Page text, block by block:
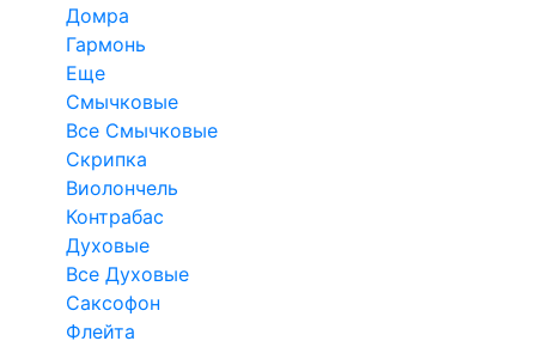
Домра
Гармонь
Еще
Смычковые
Все Смычковые
Скрипка
Виолончель
Контрабас
Духовые
Все Духовые
Саксофон
Флейта